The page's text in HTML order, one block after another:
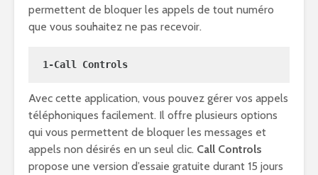
permettent de bloquer les appels de tout numéro
que vous souhaitez ne pas recevoir.
1-Call Controls
Avec cette application, vous pouvez gérer vos appels
téléphoniques facilement. Il offre plusieurs options
qui vous permettent de bloquer les messages et
appels non désirés en un seul clic. Call Controls
propose une version d’essaie gratuite durant 15 jours